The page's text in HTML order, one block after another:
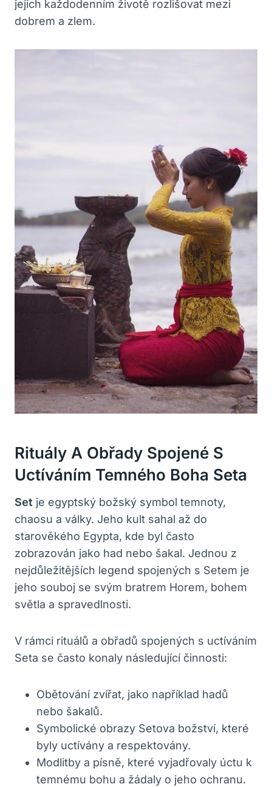
jejich každodenním životě rozlišovat mezi
dobrem a zlem.
Rituály A Obřady Spojené S
Uctíváním Temného Boha Seta
Set je egyptský božský symbol temnoty,
chaosu a války. Jeho kult sahal až do
starověkého Egypta, kde byl často
zobrazován jako had nebo šakal. Jednou z
nejdůležitějších legend spojených s Setem je
jeho souboj se svým bratrem Horem, bohem
světla a spravedlnosti.
V rámci rituálů a obřadů spojených s uctíváním
Seta se často konaly následující činnosti:
Obětování zvířat, jako například hadů
nebo šakalů.
Symbolické obrazy Setova božství, které
byly uctívány a respektovány.
Modlitby a písně, které vyjadřovaly úctu k
temnému bohu a žádaly o jeho ochranu.